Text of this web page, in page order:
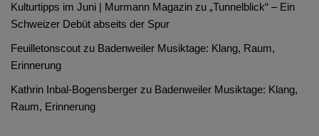
Kulturtipps im Juni | Murmann Magazin zu „Tunnelblick“ – Ein
Schweizer Debüt abseits der Spur
Feuilletonscout zu Badenweiler Musiktage: Klang, Raum,
Erinnerung
Kathrin Inbal-Bogensberger zu Badenweiler Musiktage: Klang,
Raum, Erinnerung